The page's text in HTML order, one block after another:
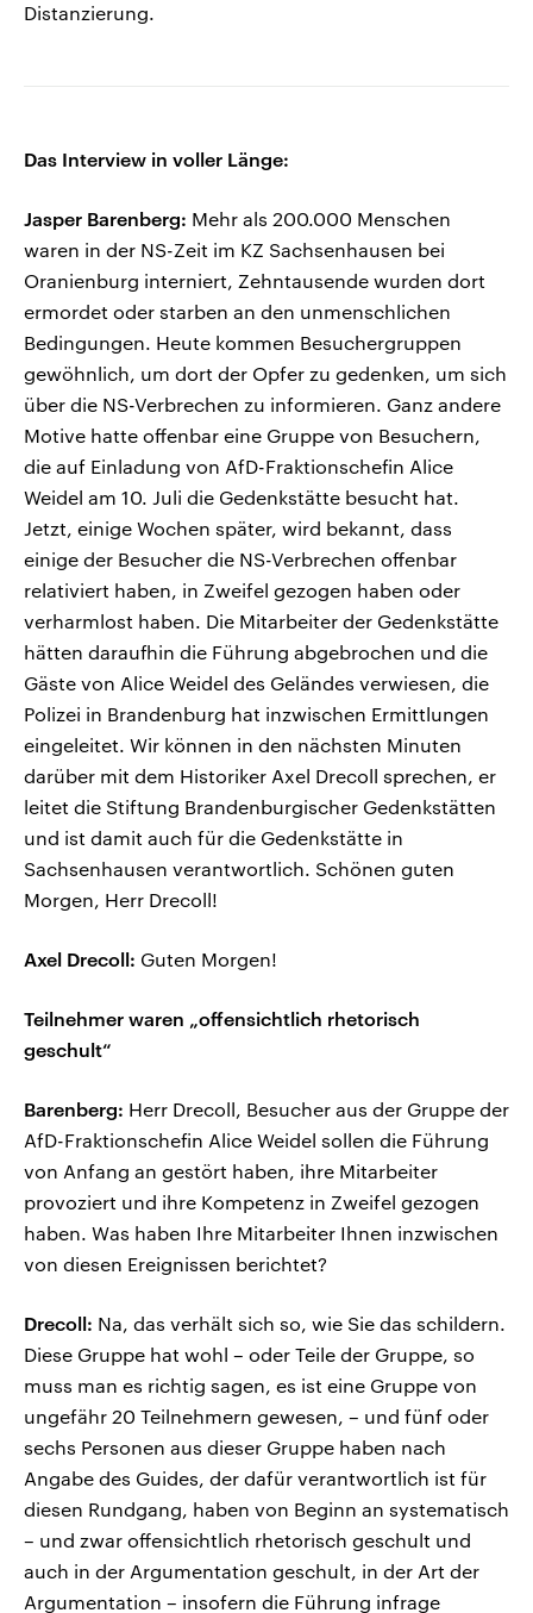
Distanzierung.
Das Interview in voller Länge:
Jasper Barenberg: Mehr als 200.000 Menschen
waren in der NS-Zeit im KZ Sachsenhausen bei
Oranienburg interniert, Zehntausende wurden dort
ermordet oder starben an den unmenschlichen
Bedingungen. Heute kommen Besuchergruppen
gewöhnlich, um dort der Opfer zu gedenken, um sich
über die NS-Verbrechen zu informieren. Ganz andere
Motive hatte offenbar eine Gruppe von Besuchern,
die auf Einladung von AfD-Fraktionschefin Alice
Weidel am 10. Juli die Gedenkstätte besucht hat.
Jetzt, einige Wochen später, wird bekannt, dass
einige der Besucher die NS-Verbrechen offenbar
relativiert haben, in Zweifel gezogen haben oder
verharmlost haben. Die Mitarbeiter der Gedenkstätte
hätten daraufhin die Führung abgebrochen und die
Gäste von Alice Weidel des Geländes verwiesen, die
Polizei in Brandenburg hat inzwischen Ermittlungen
eingeleitet. Wir können in den nächsten Minuten
darüber mit dem Historiker Axel Drecoll sprechen, er
leitet die Stiftung Brandenburgischer Gedenkstätten
und ist damit auch für die Gedenkstätte in
Sachsenhausen verantwortlich. Schönen guten
Morgen, Herr Drecoll!
Axel Drecoll: Guten Morgen!
Teilnehmer waren „offensichtlich rhetorisch
geschult“
Barenberg: Herr Drecoll, Besucher aus der Gruppe der
AfD-Fraktionschefin Alice Weidel sollen die Führung
von Anfang an gestört haben, ihre Mitarbeiter
provoziert und ihre Kompetenz in Zweifel gezogen
haben. Was haben Ihre Mitarbeiter Ihnen inzwischen
von diesen Ereignissen berichtet?
Drecoll: Na, das verhält sich so, wie Sie das schildern.
Diese Gruppe hat wohl – oder Teile der Gruppe, so
muss man es richtig sagen, es ist eine Gruppe von
ungefähr 20 Teilnehmern gewesen, – und fünf oder
sechs Personen aus dieser Gruppe haben nach
Angabe des Guides, der dafür verantwortlich ist für
diesen Rundgang, haben von Beginn an systematisch
– und zwar offensichtlich rhetorisch geschult und
auch in der Argumentation geschult, in der Art der
Argumentation – insofern die Führung infrage